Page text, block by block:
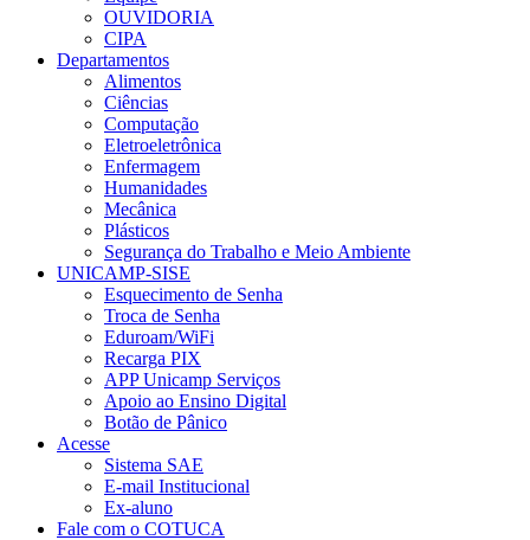
OUVIDORIA
CIPA
Departamentos
Alimentos
Ciências
Computação
Eletroeletrônica
Enfermagem
Humanidades
Mecânica
Plásticos
Segurança do Trabalho e Meio Ambiente
UNICAMP-SISE
Esquecimento de Senha
Troca de Senha
Eduroam/WiFi
Recarga PIX
APP Unicamp Serviços
Apoio ao Ensino Digital
Botão de Pânico
Acesse
Sistema SAE
E-mail Institucional
Ex-aluno
Fale com o COTUCA